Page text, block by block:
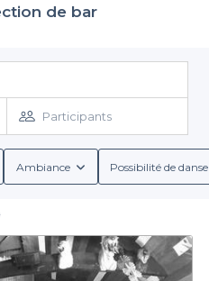
de bar
Participants
Ambiance Possibilité de